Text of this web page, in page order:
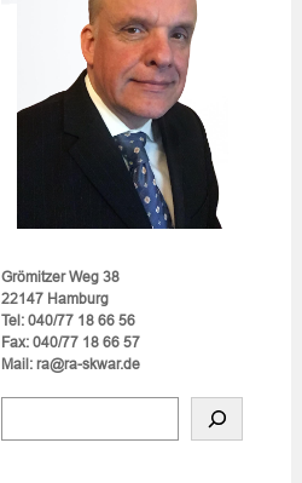
Grömitzer Weg 38
22147 Hamburg
Tel: 040/77 18 66 56
Fax: 040/77 18 66 57
Mail: ra@ra-skwar.de